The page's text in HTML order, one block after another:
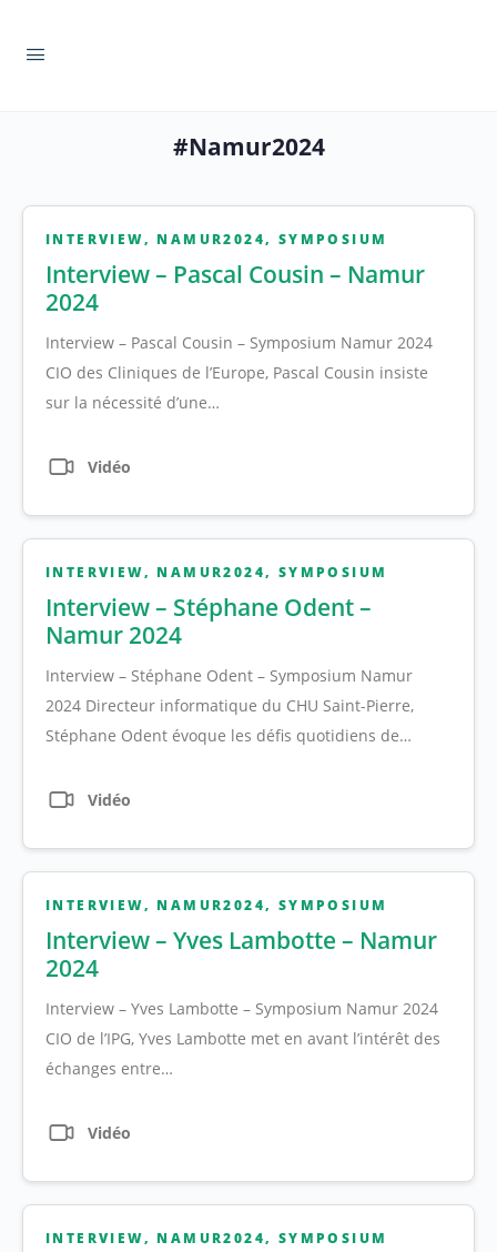
#Namur2024
INTERVIEW, NAMUR2024, SYMPOSIUM
Interview – Pascal Cousin – Namur
2024
Interview – Pascal Cousin – Symposium Namur 2024
CIO des Cliniques de l’Europe, Pascal Cousin insiste
sur la nécessité d’une…
Vidéo
INTERVIEW, NAMUR2024, SYMPOSIUM
Interview – Stéphane Odent –
Namur 2024
Interview – Stéphane Odent – Symposium Namur
2024 Directeur informatique du CHU Saint-Pierre,
Stéphane Odent évoque les défis quotidiens de…
Vidéo
INTERVIEW, NAMUR2024, SYMPOSIUM
Interview – Yves Lambotte – Namur
2024
Interview – Yves Lambotte – Symposium Namur 2024
CIO de l’IPG, Yves Lambotte met en avant l’intérêt des
échanges entre…
Vidéo
INTERVIEW, NAMUR2024, SYMPOSIUM